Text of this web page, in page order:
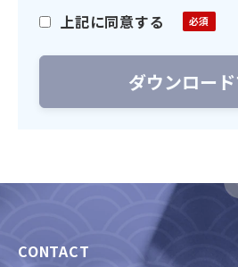
上記に同意する
CONTACT